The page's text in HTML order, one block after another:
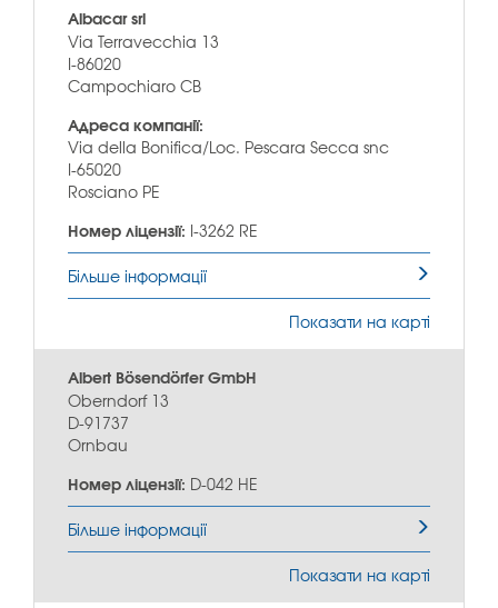
Albacar srl
Via Terravecchia 13
I-86020
Campochiaro CB
Адреса компанії:
Via della Bonifica/Loc. Pescara Secca snc
I-65020
Rosciano PE
Номер ліцензії: I-3262 RE
Більше інформації
Показати на карті
Albert Bösendörfer GmbH
Oberndorf 13
D-91737
Ornbau
Номер ліцензії: D-042 HE
Більше інформації
Показати на карті